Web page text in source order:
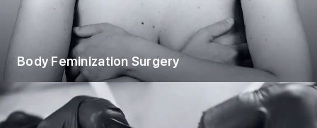
Body Feminization Surgery